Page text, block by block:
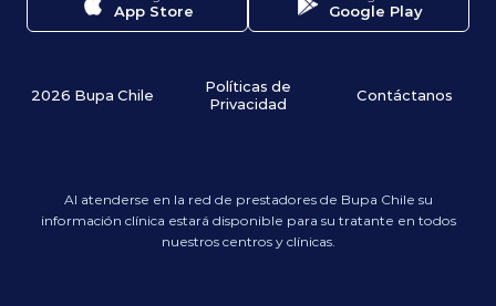
App Store Google Play
2026 Bupa Chile
Políticas de
Privacidad
Contáctanos
Al atenderse en la red de prestadores de Bupa Chile su
información clínica estará disponible para su tratante en todos
nuestros centros y clínicas.